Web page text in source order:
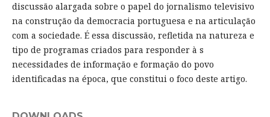
discussão alargada sobre o papel do jornalismo televisivo
na construção da democracia portuguesa e na articulação
com a sociedade. É essa discussão, refletida na natureza e
tipo de programas criados para responder à s
necessidades de informação e formação do povo
identificadas na época, que constitui o foco deste artigo.